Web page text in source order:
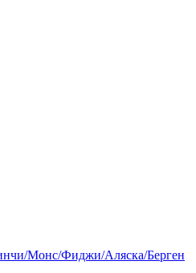
Монс/Фиджи/Аляска/Берген